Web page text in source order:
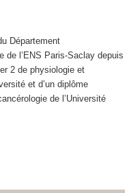
Département
de l’ENS Paris-Saclay depuis
2 de physiologie et
et d’un diplôme
de l’Université